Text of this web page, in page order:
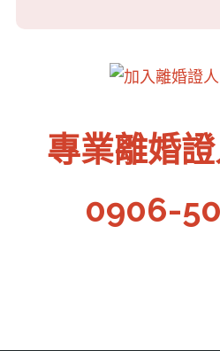
專業離婚證
0906-